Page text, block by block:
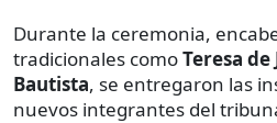
Durante la ceremonia,
tradicionales comoTeresa de
Bautista, se entregaron las
nuevos integrantes del